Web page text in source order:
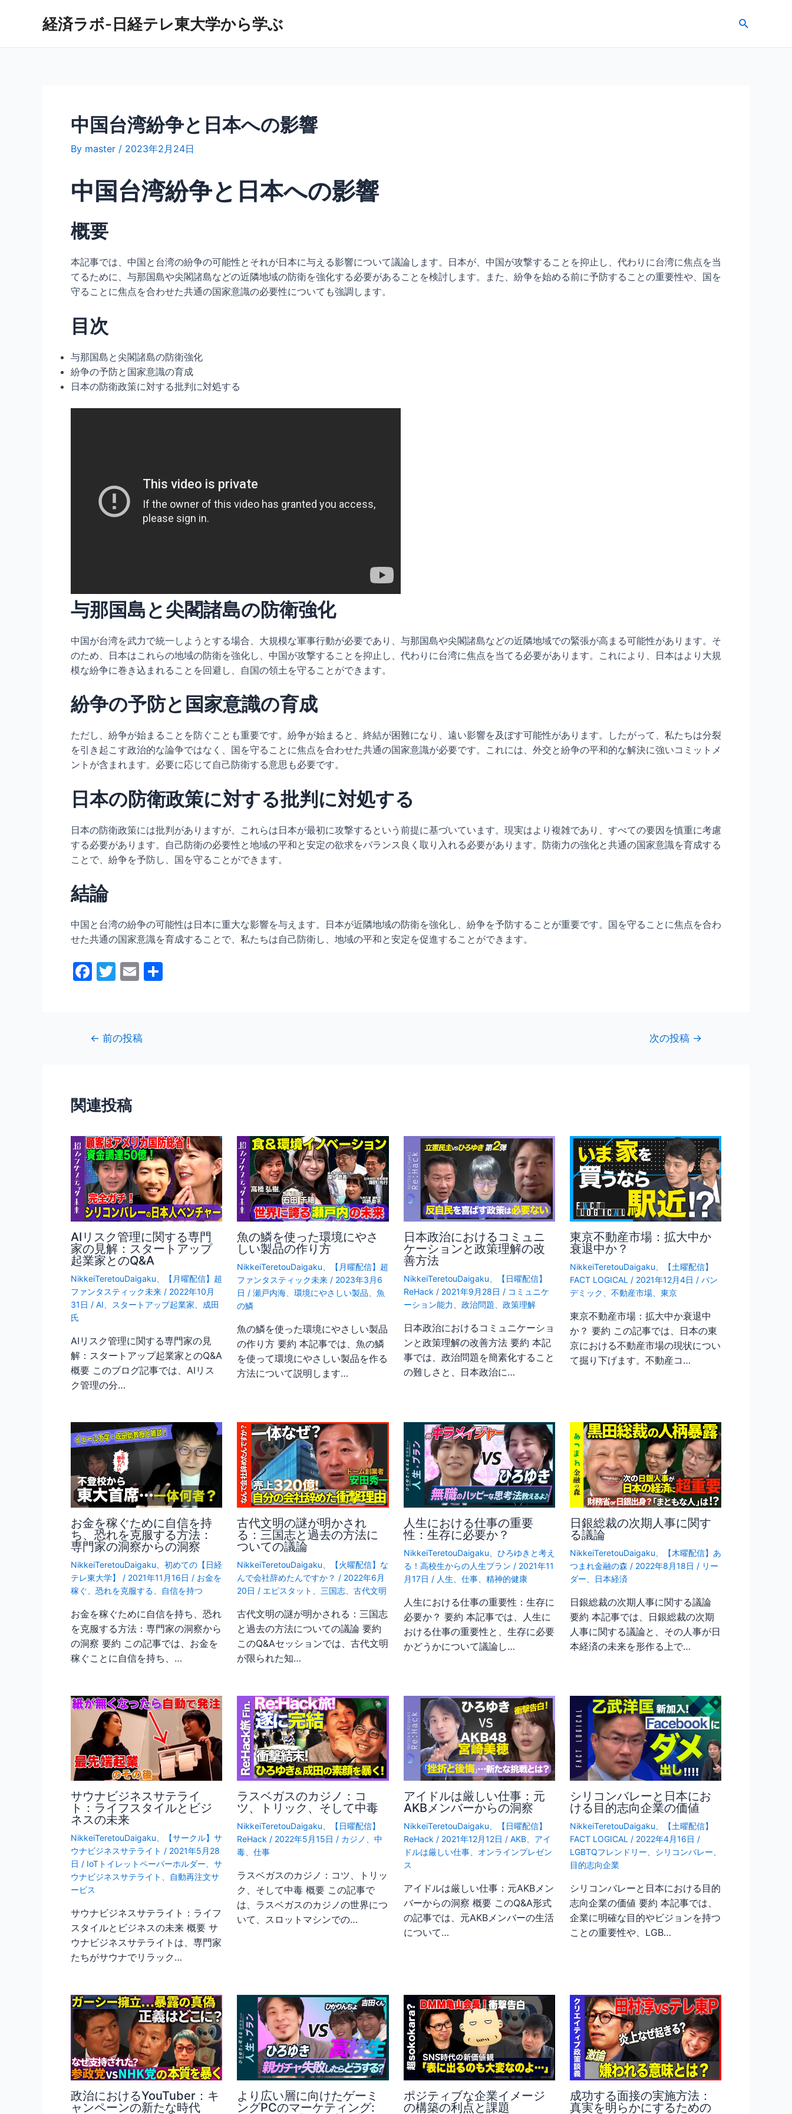
経済ラボ-日経テレ東大学から学ぶ
検
中国台湾紛争と日本への影響
By master / 2023年2月24日
中国台湾紛争と日本への影響
概要
本記事では、中国と台湾の紛争の可能性とそれが日本に与える影響について議論します。日本が、中国が攻撃することを抑止し、代わりに台湾に焦点を当
てるために、与那国島や尖閣諸島などの近隣地域の防衛を強化する必要があることを検討します。また、紛争を始める前に予防することの重要性や、国を
守ることに焦点を合わせた共通の国家意識の必要性についても強調します。
目次
与那国島と尖閣諸島の防衛強化
紛争の予防と国家意識の育成
日本の防衛政策に対する批判に対処する
与那国島と尖閣諸島の防衛強化
中国が台湾を武力で統一しようとする場合、大規模な軍事行動が必要であり、与那国島や尖閣諸島などの近隣地域での緊張が高まる可能性があります。そ
のため、日本はこれらの地域の防衛を強化し、中国が攻撃することを抑止し、代わりに台湾に焦点を当てる必要があります。これにより、日本はより大規
模な紛争に巻き込まれることを回避し、自国の領土を守ることができます。
紛争の予防と国家意識の育成
ただし、紛争が始まることを防ぐことも重要です。紛争が始まると、終結が困難になり、遠い影響を及ぼす可能性があります。したがって、私たちは分裂
を引き起こす政治的な論争ではなく、国を守ることに焦点を合わせた共通の国家意識が必要です。これには、外交と紛争の平和的な解決に強いコミットメ
ントが含まれます。必要に応じて自己防衛する意思も必要です。
日本の防衛政策に対する批判に対処する
日本の防衛政策には批判がありますが、これらは日本が最初に攻撃するという前提に基づいています。現実はより複雑であり、すべての要因を慎重に考慮
する必要があります。自己防衛の必要性と地域の平和と安定の欲求をバランス良く取り入れる必要があります。防衛力の強化と共通の国家意識を育成する
ことで、紛争を予防し、国を守ることができます。
結論
中国と台湾の紛争の可能性は日本に重大な影響を与えます。日本が近隣地域の防衛を強化し、紛争を予防することが重要です。国を守ることに焦点を合わ
せた共通の国家意識を育成することで、私たちは自己防衛し、地域の平和と安定を促進することができます。
F
b
k
T
er
E
l
ゲ
ー
ョ
ン
← 前の投稿 次の投稿 →
関連投稿
AIリスク管理に関する専門
家の見解：スタートアップ
起業家とのQ&A
NikkeiTeretouDaigaku
【月曜配信】超
ファンタスティック未来 / 2022年10月
31日 / AI スタートアップ起業家
成田
氏
AIリスク管理に関する専門家の見
解：スタートアップ起業家とのQ&A
概要 このブログ記事では、AIリス
ク管理の分…
魚の鱗を使った環境にやさ
しい製品の作り方
NikkeiTeretouDaigaku
【月曜配信】超
ファンタスティック未来 / 2023年3月6
日 /瀬戸内海 、環境にやさしい製品 、魚
の鱗
魚の鱗を使った環境にやさしい製品
の作り方 要約 本記事では、魚の鱗
を使って環境にやさしい製品を作る
方法について説明します…
日本政治におけるコミュニ
ケーションと政策理解の改
善方法
NikkeiTeretouDaigaku
【日曜配信】
ReHack / 2021年9月28日 / コミュニケ
ーション能力
政治問題 政策理解
日本政治におけるコミュニケーショ
ンと政策理解の改善方法 要約 本記
事では、政治問題を簡素化すること
の難しさと、日本政治に…
東京不動産市場：拡大中か
衰退中か？
NikkeiTeretouDaigaku
【土曜配信】
FACT LOGICAL / 2021年12月4日 / パン
デミック
不動産市場、 東京
東京不動産市場：拡大中か衰退中
か？ 要約 この記事では、日本の東
京における不動産市場の現状につい
て掘り下げます。不動産コ…
お金を稼ぐために自信を持
ち、恐れを克服する方法：
専門家の洞察からの洞察
NikkeiTeretouDaigaku
初めての【日経
テレ東大学】
/ 2021年11月16日 / お金を
稼ぐ
恐れを克服する 自信を持つ
お金を稼ぐために自信を持ち、恐れ
を克服する方法：専門家の洞察から
の洞察 要約 この記事では、お金を
稼ぐことに自信を持ち、…
古代文明の謎が明かされ
る：三国志と過去の方法に
ついての議論
NikkeiTeretouDaigaku
【火曜配信】な
んで会社辞めたんですか？ / 2022年6月
20日 / エピスタット 三国志 、古代文明
古代文明の謎が明かされる：三国志
と過去の方法についての議論 要約
このQ&Aセッションでは、古代文明
が限られた知…
人生における仕事の重要
性：生存に必要か？
NikkeiTeretouDaigaku
ひろゆきと考え
る！高校生からの人生プラン / 2021年11
月17日 / 人生 仕事、 精神的健康
人生における仕事の重要性：生存に
必要か？ 要約 本記事では、人生に
おける仕事の重要性と、生存に必要
かどうかについて議論し…
日銀総裁の次期人事に関す
る議論
NikkeiTeretouDaigaku
【木曜配信】あ
つまれ金融の森 / 2022年8月18日 / リー
ダー
日本経済
日銀総裁の次期人事に関する議論
要約 本記事では、日銀総裁の次期
人事に関する議論と、その人事が日
本経済の未来を形作る上で…
サウナビジネスサテライ
ト：ライフスタイルとビジ
ネスの未来
NikkeiTeretouDaigaku
【サークル】サ
ウナビジネスサテライト / 2021年5月28
日 / IoTトイレットペーパーホルダー
サ
ウナビジネスサテライト
自動再注文サ
ービス
サウナビジネスサテライト：ライフ
スタイルとビジネスの未来 概要 サ
ウナビジネスサテライトは、専門家
たちがサウナでリラック…
ラスベガスのカジノ：コ
ツ、トリック、そして中毒
NikkeiTeretouDaigaku
【日曜配信】
ReHack / 2022年5月15日 / カジノ 、中
毒 、仕事
ラスベガスのカジノ：コツ、トリッ
ク、そして中毒 概要 この記事で
は、ラスベガスのカジノの世界につ
いて、スロットマシンでの…
アイドルは厳しい仕事：元
AKBメンバーからの洞察
NikkeiTeretouDaigaku
【日曜配信】
ReHack / 2021年12月12日 / AKB、 アイ
ドルは厳しい仕事、 オンラインプレゼン
ス
アイドルは厳しい仕事：元AKBメン
バーからの洞察 概要 このQ&A形式
の記事では、元AKBメンバーの生活
について…
シリコンバレーと日本にお
ける目的志向企業の価値
NikkeiTeretouDaigaku
【土曜配信】
FACT LOGICAL / 2022年4月16日 /
LGBTQフレンドリー
シリコンバレー
目的志向企業
シリコンバレーと日本における目的
志向企業の価値 要約 本記事では、
企業に明確な目的やビジョンを持つ
ことの重要性や、LGB…
政治におけるYouTuber：キ
ャンペーンの新たな時代
より広い層に向けたゲーミ
ングPCのマーケティング:
ポジティブな企業イメージ
の構築の利点と課題
成功する面接の実施方法：
真実を明らかにするための